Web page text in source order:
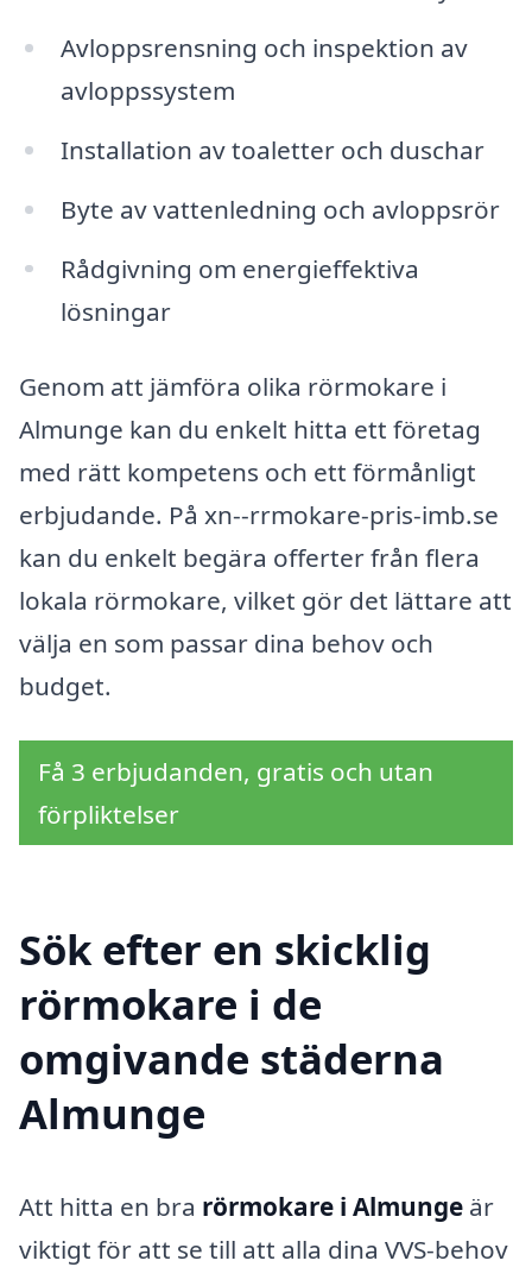
Avloppsrensning och inspektion av
avloppssystem
Installation av toaletter och duschar
Byte av vattenledning och avloppsrör
Rådgivning om energieffektiva
lösningar
Genom att jämföra olika rörmokare i
Almunge kan du enkelt hitta ett företag
med rätt kompetens och ett förmånligt
erbjudande. På xn--rrmokare-pris-imb.se
kan du enkelt begära offerter från flera
lokala rörmokare, vilket gör det lättare att
välja en som passar dina behov och
budget.
Få 3 erbjudanden, gratis och utan
förpliktelser
Sök efter en skicklig
rörmokare i de
omgivande städerna
Almunge
Att hitta en bra rörmokare i Almunge är
viktigt för att se till att alla dina VVS-behov